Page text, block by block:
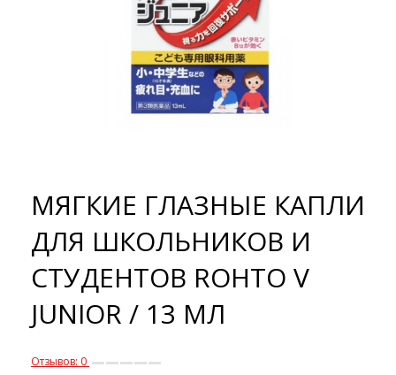
МЯГКИЕ ГЛАЗНЫЕ КАПЛИ
ДЛЯ ШКОЛЬНИКОВ И
СТУДЕНТОВ ROHTO V
JUNIOR / 13 МЛ
Отзывов: 0